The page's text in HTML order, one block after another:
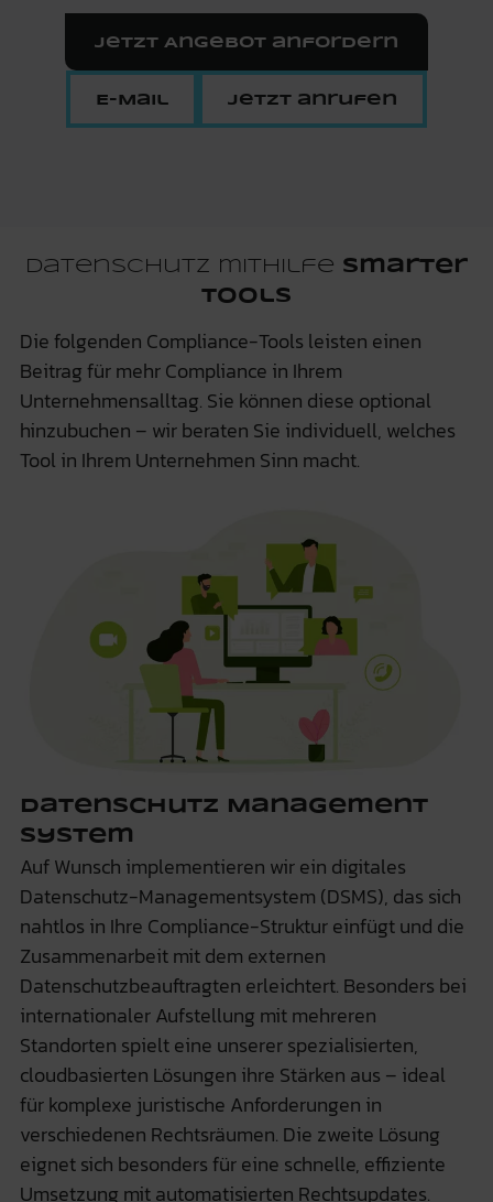
Jetzt Angebot anfordern
E-Mail Jetzt anrufen
Datenschutz mithilfe smarter
Tools
Die folgenden Compliance-Tools leisten einen
Beitrag für mehr Compliance in Ihrem
Unternehmensalltag. Sie können diese optional
hinzubuchen – wir beraten Sie individuell, welches
Tool in Ihrem Unternehmen Sinn macht.
Datenschutz Management
System
Auf Wunsch implementieren wir ein digitales
Datenschutz-Managementsystem (DSMS), das sich
nahtlos in Ihre Compliance-Struktur einfügt und die
Zusammenarbeit mit dem externen
Datenschutzbeauftragten erleichtert. Besonders bei
internationaler Aufstellung mit mehreren
Standorten spielt eine unserer spezialisierten,
cloudbasierten Lösungen ihre Stärken aus – ideal
für komplexe juristische Anforderungen in
verschiedenen Rechtsräumen. Die zweite Lösung
eignet sich besonders für eine schnelle, effiziente
Umsetzung mit automatisierten Rechtsupdates.